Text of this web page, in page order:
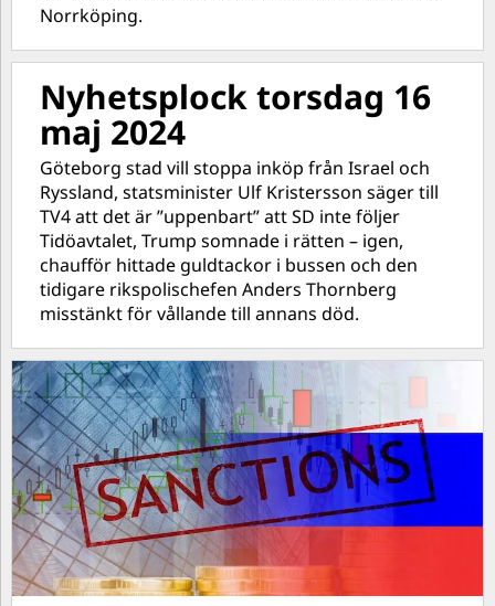
Norrköping.
Nyhetsplock torsdag 16
maj 2024
Göteborg stad vill stoppa inköp från Israel och
Ryssland, statsminister Ulf Kristersson säger till
TV4 att det är ”uppenbart” att SD inte följer
Tidöavtalet, Trump somnade i rätten – igen,
chaufför hittade guldtackor i bussen och den
tidigare rikspolischefen Anders Thornberg
misstänkt för vållande till annans död.